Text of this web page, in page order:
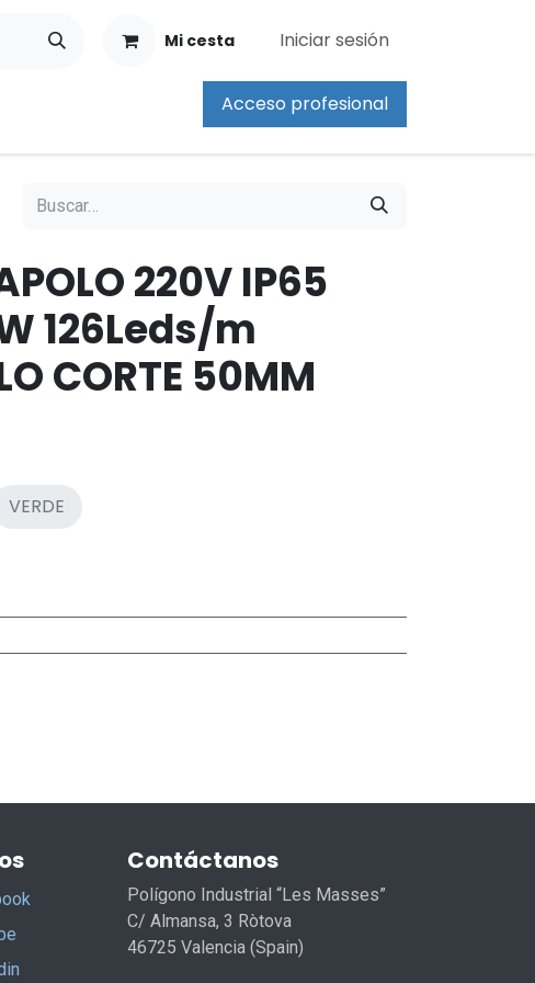
Mi cesta Iniciar sesión
Acceso profesional
220V IP65
126Leds/m
CORTE 50MM
VERDE
Contáctanos
Polígono Industrial “Les Masses”
C/ Almansa, 3 Ròtova
46725 Valencia (Spain)